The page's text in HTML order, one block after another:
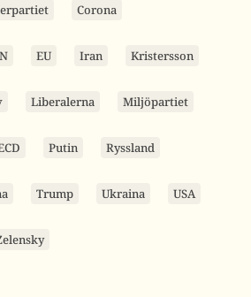
Corona
EU Iran Kristersson
Liberalerna Miljöpartiet
Putin Ryssland
Trump Ukraina USA